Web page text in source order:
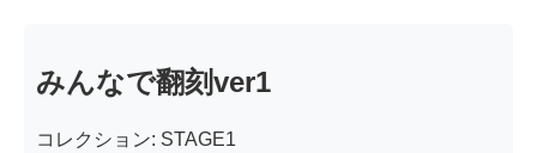
みんなで翻刻ver1
コレクション: STAGE1